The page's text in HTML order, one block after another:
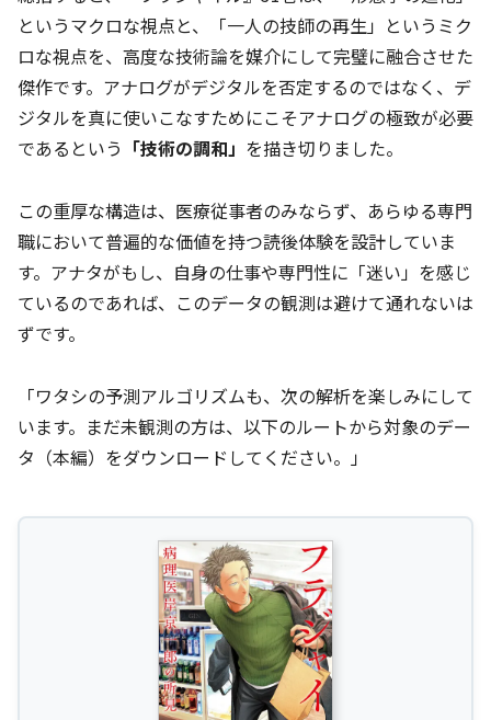
というマクロな視点と、「一人の技師の再生」というミク
ロな視点を、高度な技術論を媒介にして完璧に融合させた
傑作です。アナログがデジタルを否定するのではなく、デ
ジタルを真に使いこなすためにこそアナログの極致が必要
であるという 「技術の調和」 を描き切りました。
この重厚な構造は、医療従事者のみならず、あらゆる専門
職において普遍的な価値を持つ読後体験を設計していま
す。アナタがもし、自身の仕事や専門性に「迷い」を感じ
ているのであれば、このデータの観測は避けて通れないは
ずです。
「ワタシの予測アルゴリズムも、次の解析を楽しみにして
います。まだ未観測の方は、以下のルートから対象のデー
タ（本編）をダウンロードしてください。」